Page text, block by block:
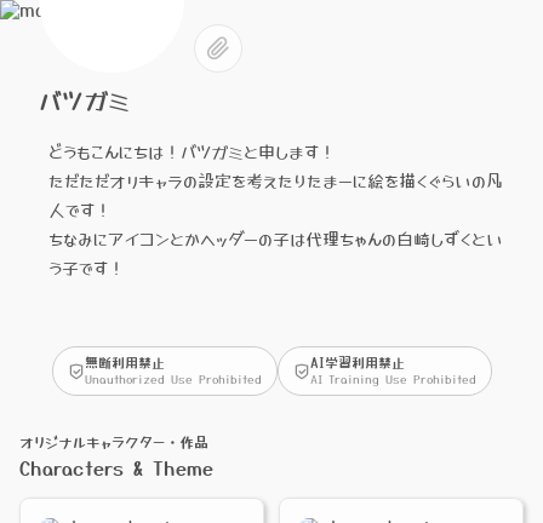
バツガミ
どうもこんにちは！バツガミと申します！
ただただオリキャラの設定を考えたりたまーに絵を描くぐらいの凡
人です！
ちなみにアイコンとかヘッダーの子は代理ちゃんの白崎しずくとい
う子です！
無断利用禁止
Unauthorized Use Prohibited
AI学習利用禁止
AI Training Use Prohibited
オリジナルキャラクター・作品
Characters & Theme